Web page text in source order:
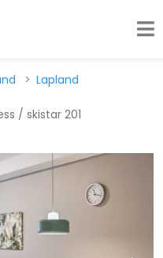
Lapland
/ skistar 201